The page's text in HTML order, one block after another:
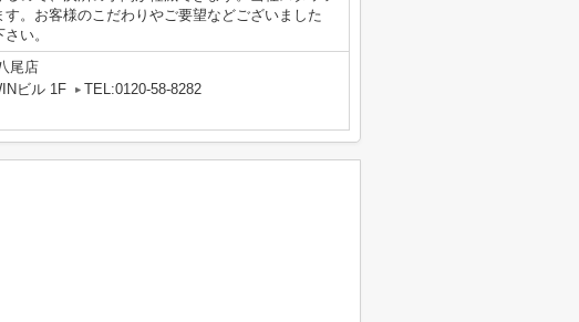
。お客様のこだわりやご要望などございました
い。
尾店
ビル 1F
TEL:0120-58-8282